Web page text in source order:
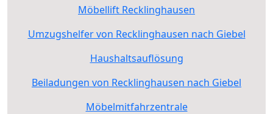
Möbellift Recklinghausen
Umzugshelfer von Recklinghausen nach Giebel
Haushaltsauflösung
Beiladungen von Recklinghausen nach Giebel
Möbelmitfahrzentrale